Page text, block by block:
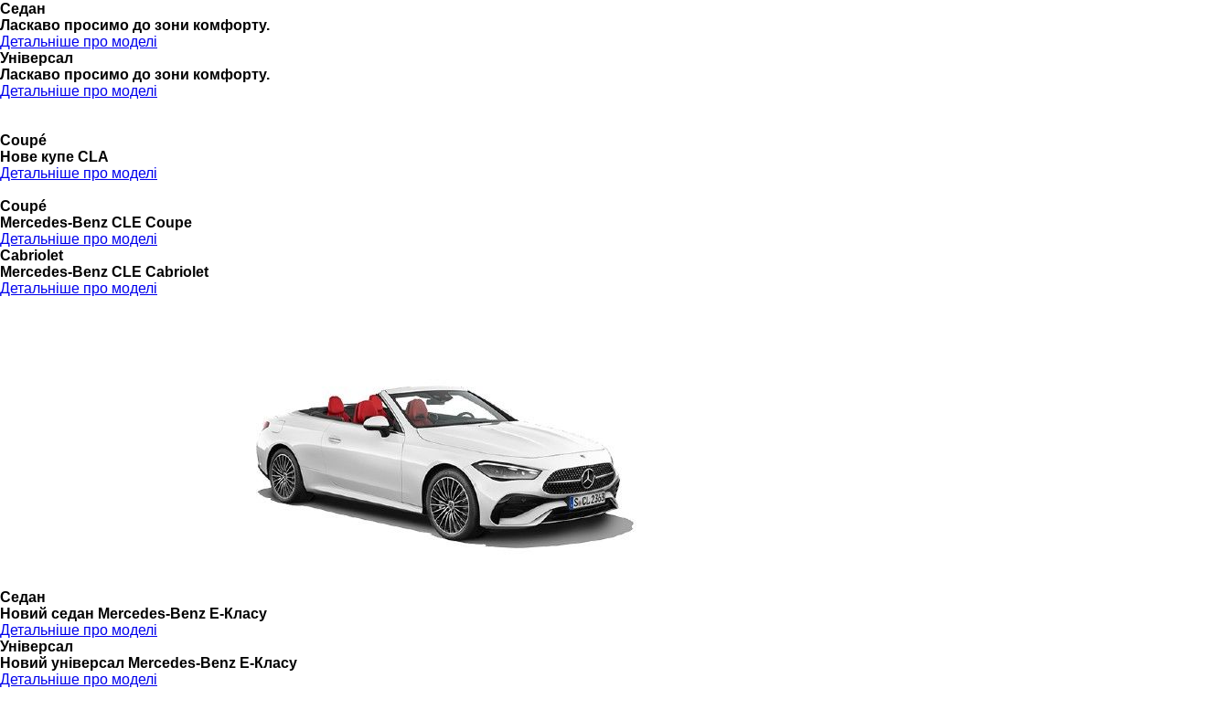
Седан
Ласкаво просимо до зони комфорту.
Детальніше про моделі
Універсал
Ласкаво просимо до зони комфорту.
Детальніше про моделі
Coupé
Нове купе CLA
Детальніше про моделі
Coupé
Mercedes-Benz CLE Coupe
Детальніше про моделі
Cabriolet
Mercedes-Benz CLE Cabriolet
Детальніше про моделі
Седан
Новий седан Mercedes-Benz Е-Класу
Детальніше про моделі
Універсал
Новий універсал Mercedes-Benz E-Класу
Детальніше про моделі